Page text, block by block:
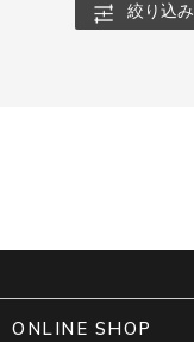
絞り込み
ONLINE SHOP